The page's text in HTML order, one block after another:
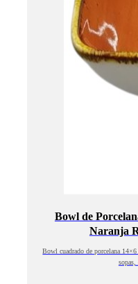
Bowl de
Naranja
Bowl cuadrado de porcelana
sopas,